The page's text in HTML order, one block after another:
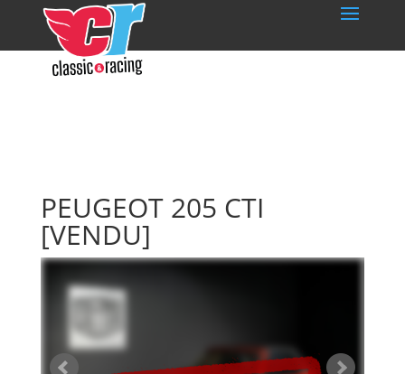
PEUGEOT 205 CTI
[VENDU]